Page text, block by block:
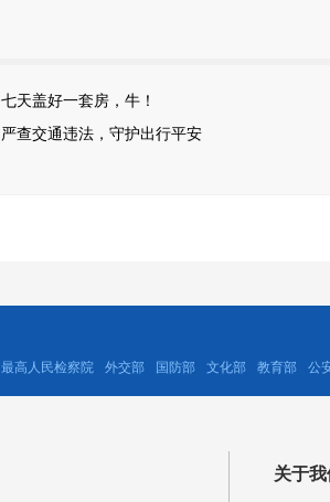
七天盖好一套房，牛！
严查交通违法，守护出行平安
最高人民检察院 外交部 国防部 文化部 教育部 公
关于我